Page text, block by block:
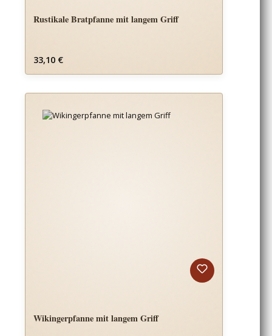
Rustikale Bratpfanne mit langem Griff
Regulärer Preis:
33,10 €
Wikingerpfanne mit langem Griff